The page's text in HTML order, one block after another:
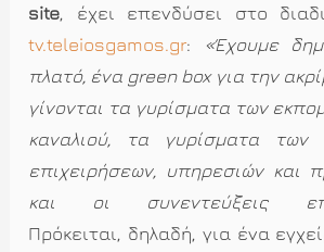
site, έχει επενδύσει στο
tv.teleiosgamos.gr:
«Έχουμε
πλατό, ένα green box για την
γίνονται τα γυρίσματα των
καναλιού, τα γυρίσματα των
επιχειρήσεων, υπηρεσιών και
και οι συνεντεύξεις
Πρόκειται, δηλαδή, για ένα